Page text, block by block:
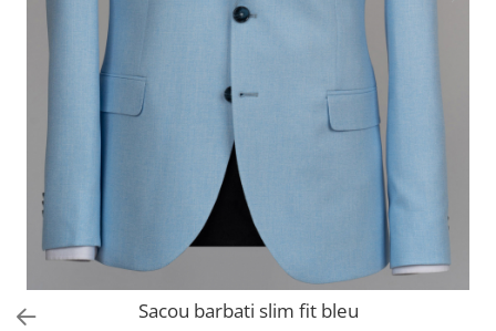
Sacou barbati slim fit bleu